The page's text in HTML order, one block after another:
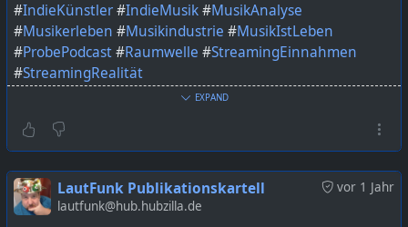
#IndieKünstler#IndieMusik#MusikAnalyse
#Musikerleben #Musikindustrie #MusikIstLeben
#ProbePodcast#Raumwelle #StreamingEinnahmen
#StreamingRealität
https://lautfunk.uber.space/probepodcast/0001-dollar-
pro-stream-warum-wir-trotzdem-musik-machen/
EXPAND
vor 1 Jahr
LautFunk Publikationskartell
lautfunk@hub.hubzilla.de